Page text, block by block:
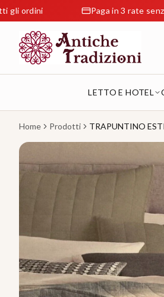
Paga in 3 rate senza interessi
LETTO E HOTEL
Home Prodotti TRAPUNTINO